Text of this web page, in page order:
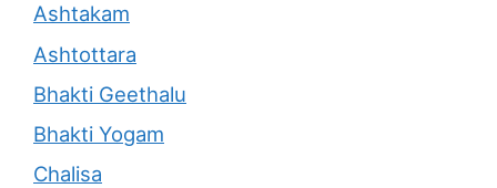
Ashtakam
Ashtottara
Bhakti Geethalu
Bhakti Yogam
Chalisa